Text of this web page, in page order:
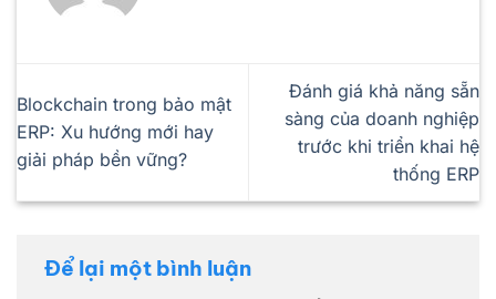
Blockchain trong bảo mật
ERP: Xu hướng mới hay
giải pháp bền vững?
Đánh giá khả năng sẵn
sàng của doanh nghiệp
trước khi triển khai hệ
thống ERP
Để lại một bình luận